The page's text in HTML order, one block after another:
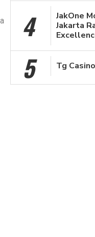
4
JakOne
Jakarta
5 Tg